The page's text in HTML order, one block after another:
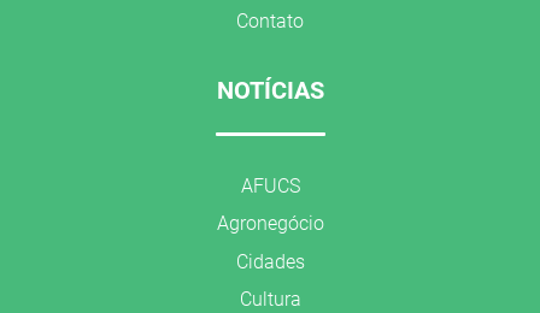
Contato
NOTÍCIAS
AFUCS
Agronegócio
Cidades
Cultura